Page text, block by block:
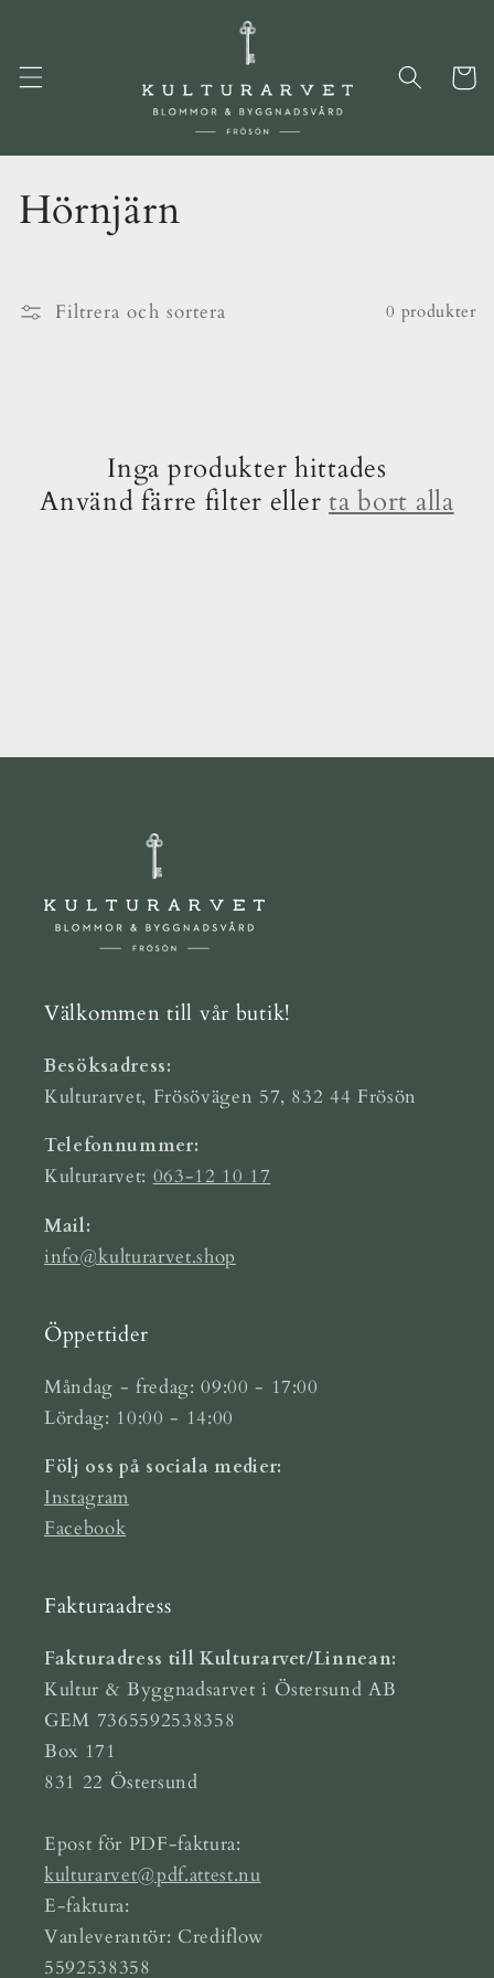
P
o
e
Hörnjärn
Filtrera och sortera 0 produkter
Inga produkter hittades
Använd färre filter ellerta bort alla
Välkommen till vår butik!
Besöksadress:
Kulturarvet, Frösövägen 57, 832 44 Frösön
Telefonnummer:
Kulturarvet: 063-12 10 17
Mail:
info@kulturarvet.shop
Öppettider
Måndag - fredag: 09:00 - 17:00
Lördag: 10:00 - 14:00
Följ oss på sociala medier:
Instagram
Facebook
Fakturaadress
Fakturadress till Kulturarvet/Linnean:
Kultur & Byggnadsarvet i Östersund AB
GEM 7365592538358
Box 171
831 22 Östersund
Epost för PDF-faktura:
kulturarvet@pdf.attest.nu
E-faktura:
Vanleverantör: Crediflow
5592538358